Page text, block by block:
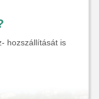
hozszállítását is